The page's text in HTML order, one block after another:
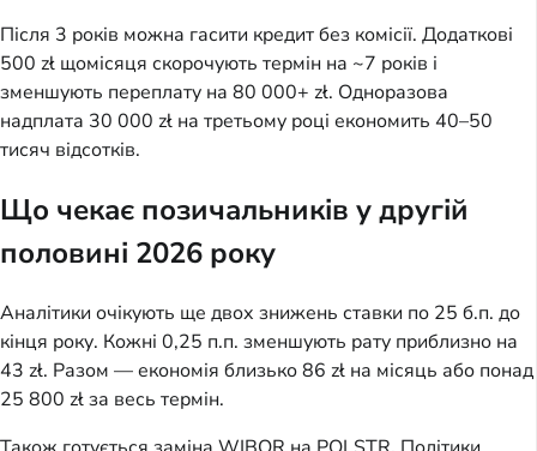
Після 3 років можна гасити кредит без комісії. Додаткові
500 zł щомісяця скорочують термін на ~7 років і
зменшують переплату на 80 000+ zł. Одноразова
надплата 30 000 zł на третьому році економить 40–50
тисяч відсотків.
Що чекає позичальників у другій
половині 2026 року
Аналітики очікують ще двох знижень ставки по 25 б.п. до
кінця року. Кожні 0,25 п.п. зменшують рату приблизно на
43 zł. Разом — економія близько 86 zł на місяць або понад
25 800 zł за весь термін.